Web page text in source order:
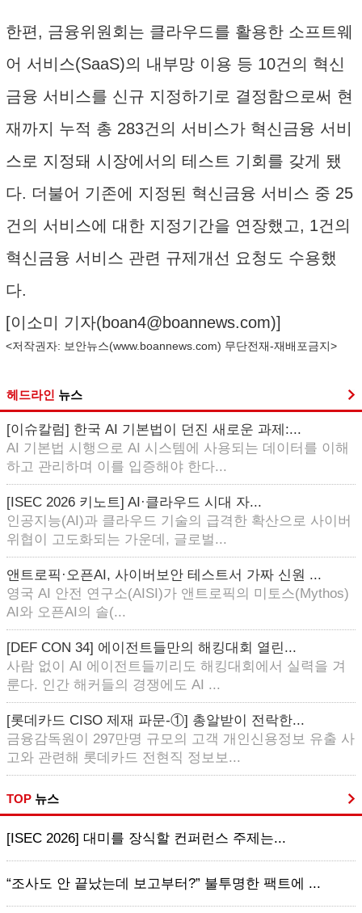
한편, 금융위원회는 클라우드를 활용한 소프트웨
어 서비스(SaaS)의 내부망 이용 등 10건의 혁신
금융 서비스를 신규 지정하기로 결정함으로써 현
재까지 누적 총 283건의 서비스가 혁신금융 서비
스로 지정돼 시장에서의 테스트 기회를 갖게 됐
다. 더불어 기존에 지정된 혁신금융 서비스 중 25
건의 서비스에 대한 지정기간을 연장했고, 1건의
혁신금융 서비스 관련 규제개선 요청도 수용했
다.
[이소미 기자(boan4@boannews.com)]
<저작권자: 보안뉴스(www.boannews.com) 무단전재-재배포금지>
헤드라인 뉴스
[이슈칼럼] 한국 AI 기본법이 던진 새로운 과제:...
AI 기본법 시행으로 AI 시스템에 사용되는 데이터를 이해
하고 관리하며 이를 입증해야 한다...
[ISEC 2026 키노트] AI·클라우드 시대 자...
인공지능(AI)과 클라우드 기술의 급격한 확산으로 사이버
위협이 고도화되는 가운데, 글로벌...
앤트로픽·오픈AI, 사이버보안 테스트서 가짜 신원 ...
영국 AI 안전 연구소(AISI)가 앤트로픽의 미토스(Mythos)
AI와 오픈AI의 솔(...
[DEF CON 34] 에이전트들만의 해킹대회 열린...
사람 없이 AI 에이전트들끼리도 해킹대회에서 실력을 겨
룬다. 인간 해커들의 경쟁에도 AI ...
[롯데카드 CISO 제재 파문-①] 총알받이 전락한...
금융감독원이 297만명 규모의 고객 개인신용정보 유출 사
고와 관련해 롯데카드 전현직 정보보...
TOP 뉴스
[ISEC 2026] 대미를 장식할 컨퍼런스 주제는...
“조사도 안 끝났는데 보고부터?” 불투명한 팩트에 ...